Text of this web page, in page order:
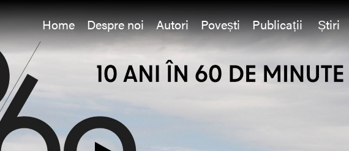
Home Despre noi Autori Povești Publicații Știri